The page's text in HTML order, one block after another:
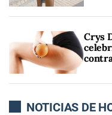
Crys
NOTICIAS DE